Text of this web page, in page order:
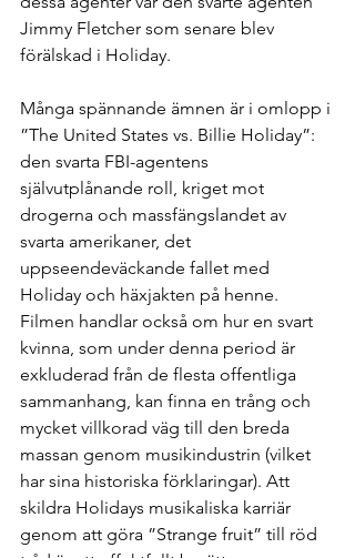
Jimmy Fletcher som senare blev
förälskad i Holiday.
Många spännande ämnen är i omlopp i
”The United States vs. Billie Holiday”:
den svarta FBI-agentens
självutplånande roll, kriget mot
drogerna och massfängslandet av
svarta amerikaner, det
uppseendeväckande fallet med
Holiday och häxjakten på henne.
Filmen handlar också om hur en svart
kvinna, som under denna period är
exkluderad från de flesta offentliga
sammanhang, kan finna en trång och
mycket villkorad väg till den breda
massan genom musikindustrin (vilket
har sina historiska förklaringar). Att
skildra Holidays musikaliska karriär
genom att göra ”Strange fruit” till röd